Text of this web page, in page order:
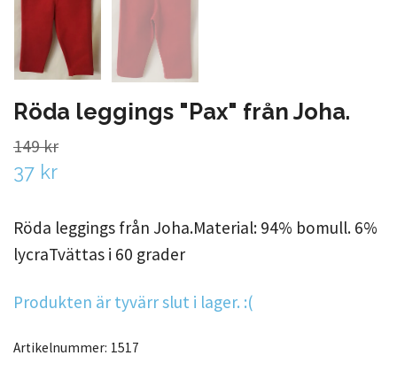
Röda leggings "Pax" från Joha.
149 kr
37 kr
Röda leggings från Joha.Material: 94% bomull. 6%
lycraTvättas i 60 grader
Produkten är tyvärr slut i lager. :(
Artikelnummer: 1517